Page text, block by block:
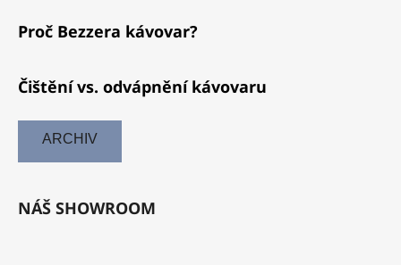
Proč Bezzera kávovar?
Čištění vs. odvápnění kávovaru
ARCHIV
NÁŠ SHOWROOM